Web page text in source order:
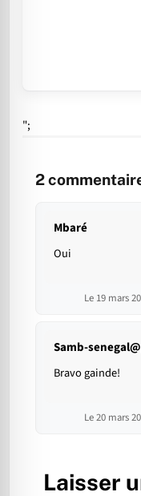
";
2
Mbaré
Oui
Le 19 mars
Samb-
Bravo gainde!
Le 20 mars
Laisser